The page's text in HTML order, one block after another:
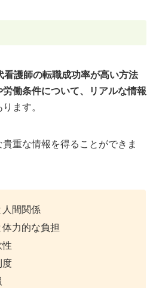
看護師の転職成功率が高い方法
働条件について、リアルな情報
ます。
重な情報を得ることができま
人間関係
力的な負担
性
度